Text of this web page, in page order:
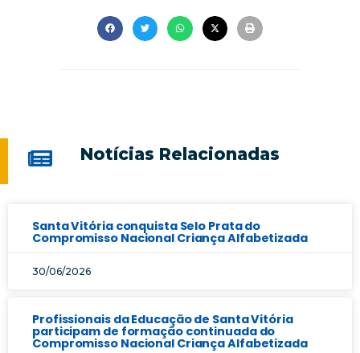
Notícias Relacionadas
Santa Vitória conquista Selo Prata do
Compromisso Nacional Criança Alfabetizada
30/06/2026
Profissionais da Educação de Santa Vitória
participam de formação continuada do
Compromisso Nacional Criança Alfabetizada